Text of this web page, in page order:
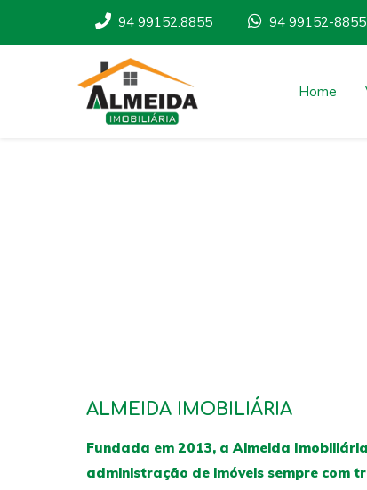
94 99152.8855 94 99152-8855
Home
ALMEIDA IMOBILIÁRIA
Fundada em 2013, a Almeida
administração de imóveis sempre com